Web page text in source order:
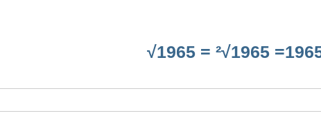
√1965 = ²√1965